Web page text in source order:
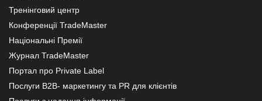
Тренінговий центр
Конференції TradeMaster
Національні Премії
Журнал TradeMaster
Портал про Private Label
Послуги В2В- маркетингу та PR для клієнтів